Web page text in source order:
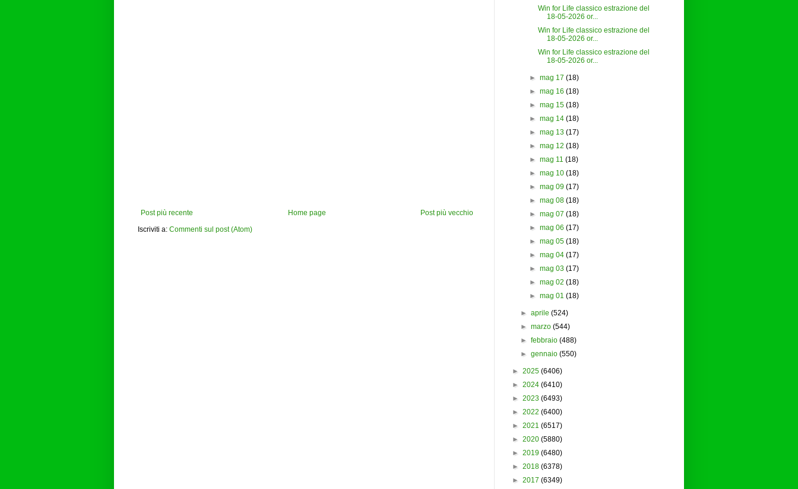
Post più recente Post più vecchio
Home page
Iscriviti a: Commenti sul post (Atom)
Win for Life classico estrazione del
18-05-2026 or...
Win for Life classico estrazione del
18-05-2026 or...
Win for Life classico estrazione del
18-05-2026 or...
► mag 17 (18)
► mag 16 (18)
► mag 15 (18)
► mag 14 (18)
► mag 13 (17)
► mag 12 (18)
► mag 11 (18)
► mag 10 (18)
► mag 09 (17)
► mag 08 (18)
► mag 07 (18)
► mag 06 (17)
► mag 05 (18)
► mag 04 (17)
► mag 03 (17)
► mag 02 (18)
► mag 01 (18)
►aprile (524)
►marzo (544)
►febbraio (488)
►gennaio (550)
► 2025 (6406)
► 2024 (6410)
► 2023 (6493)
► 2022 (6400)
► 2021 (6517)
► 2020 (5880)
► 2019 (6480)
► 2018 (6378)
► 2017 (6349)